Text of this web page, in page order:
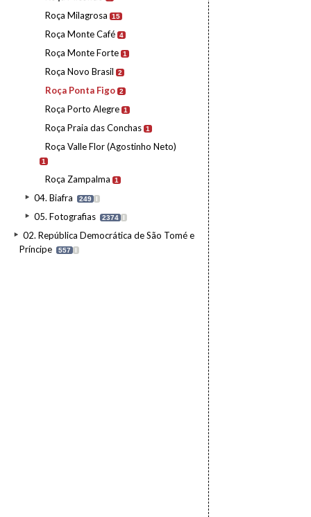
Roça Milagrosa 15
Roça Monte Café 4
Roça Monte Forte 1
Roça Novo Brasil 2
Roça Ponta Figo 2
Roça Porto Alegre 1
Roça Praia das Conchas 1
Roça Valle Flor (Agostinho Neto)
1
Roça Zampalma 1
04. Biafra 249 I
05. Fotografias 2374 I
02. República Democrática de São Tomé e
Príncipe
557 I